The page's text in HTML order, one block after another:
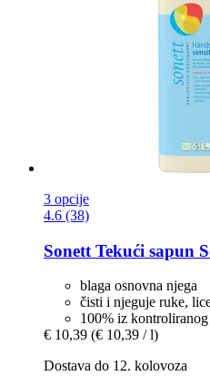
3 opcije
4.6 (38)
Sonett Tekući sapun
blaga osnovna njega
čisti i njeguje ruke,
100% iz
€ 10,39 (€ 10,39 / l)
Dostava do 12. kolovoza